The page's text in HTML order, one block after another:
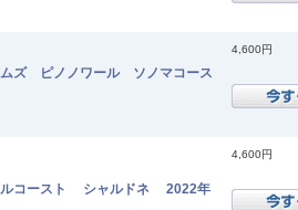
ムズ ピノノワール ソノマコース
4,600円
コースト シャルドネ 2022年
4,600円